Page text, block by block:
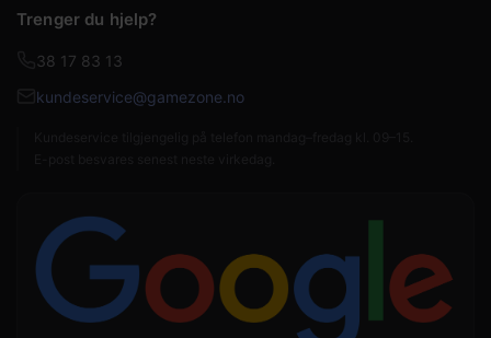
Trenger du hjelp?
38 17 83 13
kundeservice@gamezone.no